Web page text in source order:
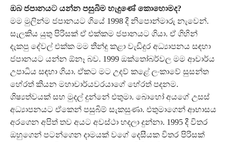
ඔබ ජපානයට යන්න පසුබිම හැදුණේ කොහොමද?
මම මුලින්ම ජපානයට ගියේ 1998 දී නිපොන්මාරු නැවෙන්.
සැලකිය යුතු පිරිසක් ඒ එක්කම ජපානයට ගියා. ඒ ගිහින්
දැකපු දේවල් එක්ක මම තීන්දු කළා වැඩිදුර අධ්‍යාපනය සඳහා
ජපානයට යන්න ඕනෑ බව. 1999 ඔක්තෝබර්වල මම ආචාර්ය
උපාධිය සඳහා ගියා. ඒකට මට උදව් කළේ ලංකාවේ සුසන්ත
හේරත් කියන මහාචාර්යවරයාගේ හේරත් පදනම.
ශිෂ්‍යත්වයක් සහ මුදල් දුන්නේ එතුමා. බොහෝ අයගේ උසස්
අධ්‍යාපනයට ඒකෙන් පසුබිම් සැකසුණා. එතුමාගෙන් ආභාසය
අරගෙන අපිත් තව අයට අවස්ථා හදලා දුන්නා. 1995 දී විතර
ඔහුගෙන් පටන්ගෙන දාමයක් වගේ දෙසීයක විතර පිරිසක්